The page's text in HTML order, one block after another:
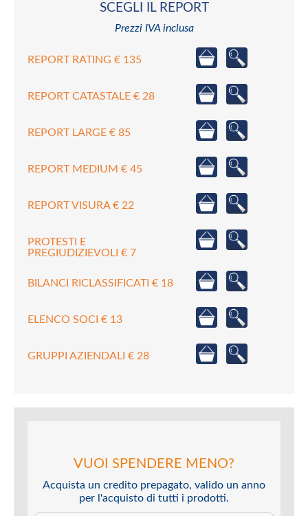
SCEGLI IL REPORT
Prezzi IVA inclusa
REPORT RATING € 135
REPORT CATASTALE € 28
REPORT LARGE € 85
REPORT MEDIUM € 45
REPORT VISURA € 22
PROTESTI E
PREGIUDIZIEVOLI € 7
BILANCI RICLASSIFICATI € 18
ELENCO SOCI € 13
GRUPPI AZIENDALI € 28
VUOI SPENDERE MENO?
Acquista un credito prepagato, valido un anno
per l'acquisto di tutti i prodotti.